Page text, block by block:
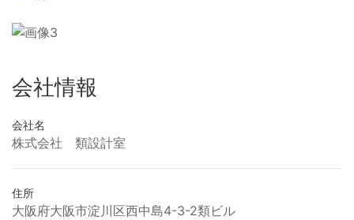
会社情報
会社名
株式会社 類設計室
住所
大阪府大阪市淀川区西中島4-3-2類ビル